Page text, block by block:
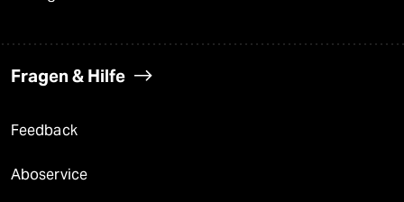
Fragen & Hilfe
Feedback
Aboservice